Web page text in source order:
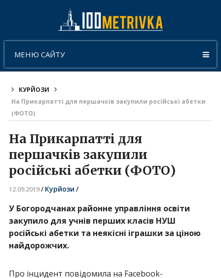
МЕНЮ САЙТУ
КУРЙОЗИ
На Прикарпатті для першачків закупили російські абетки
(ФОТО)
На Прикарпатті для
першачків закупили
російські абетки (ФОТО)
12.09.2019/ Курйози /
У Богородчанах районне управління освіти
закупило для учнів перших класів НУШ
російські абетки та неякісні іграшки за ціною
найдорожчих.
Про інцидент повідомила на Facebook-